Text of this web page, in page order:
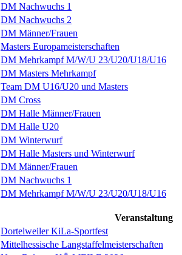
DM Nachwuchs 1
DM Nachwuchs 2
DM Männer/Frauen
Masters Europameisterschaften
DM Mehrkampf M/W/U 23/U20/U18/U16
DM Masters Mehrkampf
Team DM U16/U20 und Masters
DM Cross
DM Halle Männer/Frauen
DM Halle U20
DM Winterwurf
DM Halle Masters und Winterwurf
DM Männer/Frauen
DM Nachwuchs 1
DM Mehrkampf M/W/U 23/U20/U18/U16
Veranstaltung
Dortelweiler KiLa-Sportfest
Mittelhessische Langstaffelmeisterschaften